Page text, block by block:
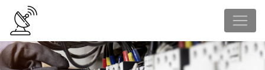
Panneau de gestion des cookies